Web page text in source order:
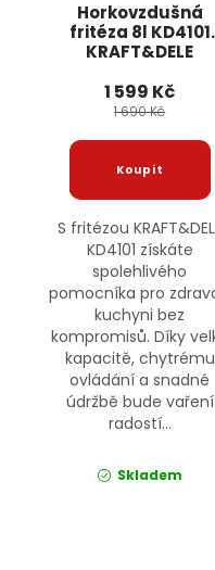
Horkovzdušná
fritéza 8l KD4101
KRAFT&DELE
1 599 Kč
1 690 Kč
S fritézou
KD4101 získáte
spolehlivého
pomocníka pro
kuchyni bez
kompromisů. Díky
kapacitě, chytrému
ovládání a snadné
údržbě bude vaření
radostí...
Skladem